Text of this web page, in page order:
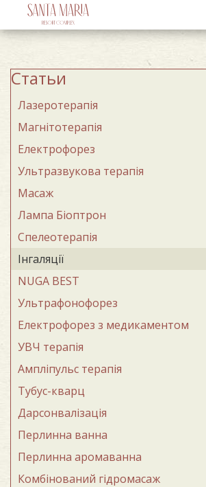
Статьи
Лазеротерапія
Магнітотерапія
Електрофорез
Ультразвукова терапія
Масаж
Лампа Бiоптрон
Спелеотерапiя
Iнгаляції
NUGA BEST
Ультрафонофорез
Електрофорез з медикаментом
УВЧ терапія
Ампліпульс терапія
Тубус-кварц
Дарсонвалізація
Перлинна ванна
Перлинна аромаванна
Комбінований гідромасаж